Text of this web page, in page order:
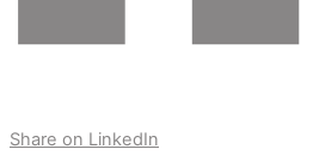
Share on LinkedIn